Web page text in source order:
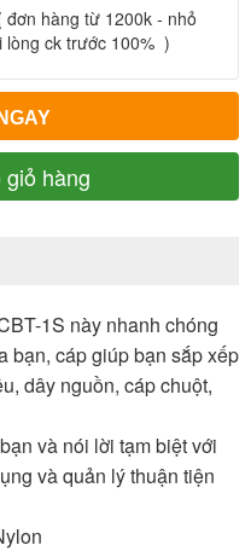
hàng từ 1200k - nhỏ
lòng ck trước 100% )
hàng
1S này nhanh chóng
bạn, cáp giúp bạn sắp xếp
dây nguồn, cáp chuột,
và nói lời tạm biệt với
và quản lý thuận tiện